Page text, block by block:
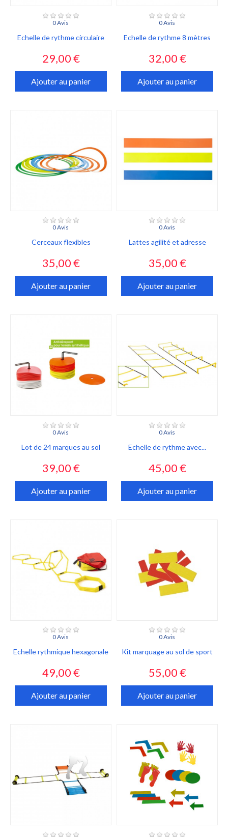
0 Avis
Echelle de rythme circulaire
Prix
29,00 €
Ajouter au panier
0 Avis
Echelle de rythme 8 mètres
Prix
32,00 €
Ajouter au panier
0 Avis
Cerceaux flexibles
Prix
35,00 €
Ajouter au panier
0 Avis
Lattes agilité et adresse
Prix
35,00 €
Ajouter au panier
0 Avis
Lot de 24 marques au sol
Prix
39,00 €
Ajouter au panier
0 Avis
Echelle de rythme avec...
Prix
45,00 €
Ajouter au panier
0 Avis
Echelle rythmique hexagonale
Prix
49,00 €
Ajouter au panier
0 Avis
Kit marquage au sol de sport
Prix
55,00 €
Ajouter au panier